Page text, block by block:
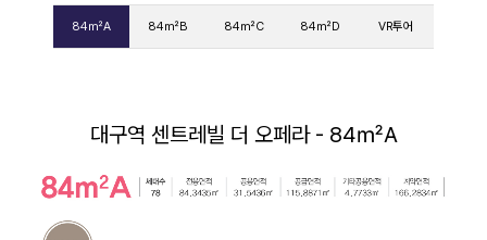
84㎡A 84㎡B 84㎡C 84㎡D VR투어
대구역 센트레빌 더 오페라 - 84㎡A